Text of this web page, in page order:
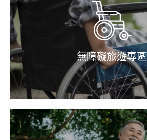
無障礙旅遊專區